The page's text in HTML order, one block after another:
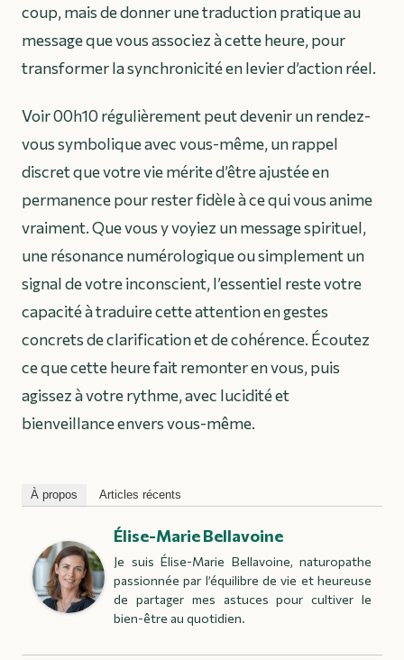
coup, mais de donner une traduction pratique au
message que vous associez à cette heure, pour
transformer la synchronicité en levier d’action réel.
Voir 00h10 régulièrement peut devenir un rendez-
vous symbolique avec vous-même, un rappel
discret que votre vie mérite d’être ajustée en
permanence pour rester fidèle à ce qui vous anime
vraiment. Que vous y voyiez un message spirituel,
une résonance numérologique ou simplement un
signal de votre inconscient, l’essentiel reste votre
capacité à traduire cette attention en gestes
concrets de clarification et de cohérence. Écoutez
ce que cette heure fait remonter en vous, puis
agissez à votre rythme, avec lucidité et
bienveillance envers vous-même.
À propos Articles récents
Élise-Marie Bellavoine
Je suis Élise-Marie Bellavoine, naturopathe
passionnée par l’équilibre de vie et heureuse
de partager mes astuces pour cultiver le
bien-être au quotidien.